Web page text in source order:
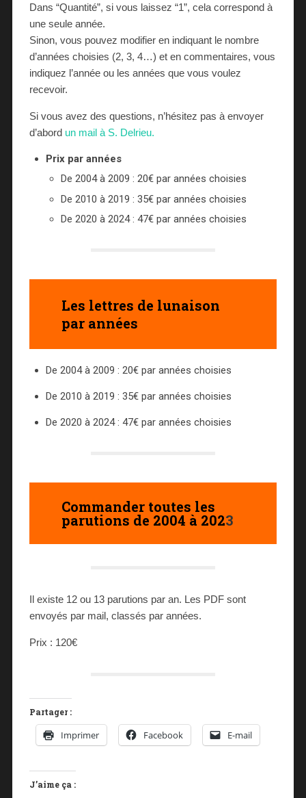
Dans “Quantité”, si vous laissez “1”, cela correspond à
une seule année.
Sinon, vous pouvez modifier en indiquant le nombre
d’années choisies (2, 3, 4…) et en commentaires, vous
indiquez l’année ou les années que vous voulez
recevoir.
Si vous avez des questions, n’hésitez pas à envoyer
d’abord un mail à S. Delrieu.
Prix par années
De 2004 à 2009 : 20€ par années choisies
De 2010 à 2019 : 35€ par années choisies
De 2020 à 2024 : 47€ par années choisies
Les lettres de lunaison
par années
De 2004 à 2009 : 20€ par années choisies
De 2010 à 2019 : 35€ par années choisies
De 2020 à 2024 : 47€ par années choisies
Commander toutes les
parutions de 2004 à 2023
Il existe 12 ou 13 parutions par an. Les PDF sont
envoyés par mail, classés par années.
Prix : 120€
Partager :
Imprimer Facebook E-mail
J’aime ça :